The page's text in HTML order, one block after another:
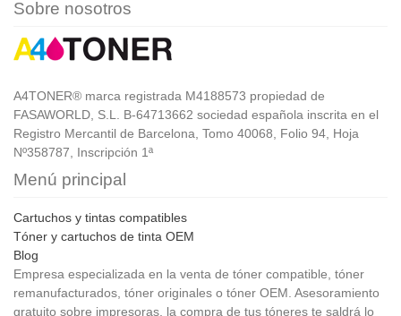
Sobre nosotros
A4TONER® marca registrada M4188573 propiedad de
FASAWORLD, S.L. B-64713662 sociedad española inscrita en el
Registro Mercantil de Barcelona, Tomo 40068, Folio 94, Hoja
Nº358787, Inscripción 1ª
Menú principal
Cartuchos y tintas compatibles
Tóner y cartuchos de tinta OEM
Blog
Empresa especializada en la venta de tóner compatible, tóner
remanufacturados, tóner originales o tóner OEM. Asesoramiento
gratuito sobre impresoras, la compra de tus tóneres te saldrá lo